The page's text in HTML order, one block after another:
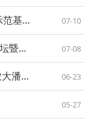
【出版社】“上合组织农业技术交流培训示范基地科技培训系列教材丛书”亮相第五届上合组织农业大学校长论坛 07-10
第五届上海合作组织国家农业大学校长论坛暨第十一届丝绸之路农业教育科技创新联盟年会在西安开幕 07-08
诺奖科普进校园 科学精神润青苗——西农大潘传英、蓝贤勇团队2026年春夏科普纪实 06-23
05-27